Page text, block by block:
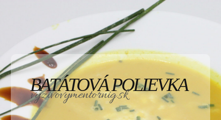
BATÁTOVÁ POLIEVKA
vyzivovymentornig.sk